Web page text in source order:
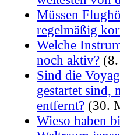
Müssen
regelmäßig
Welche
noch aktiv?
Sind die
gestartet sind,
entfernt? (30.
Wieso haben